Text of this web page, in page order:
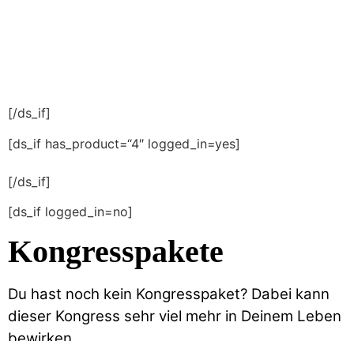
[/ds_if]
[ds_if has_product=“4″ logged_in=yes]
[/ds_if]
[ds_if logged_in=no]
Kongresspakete
Du hast noch kein Kongresspaket? Dabei kann
dieser Kongress sehr viel mehr in Deinem Leben